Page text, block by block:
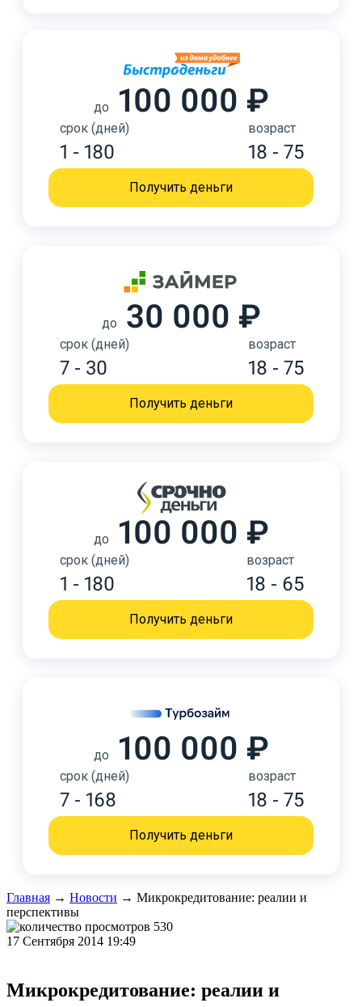
до 100 000 ₽
срок (дней)
1 - 180
возраст
18 - 75
Получить деньги
до 30 000 ₽
срок (дней)
7 - 30
возраст
18 - 75
Получить деньги
до 100 000 ₽
срок (дней)
1 - 180
возраст
18 - 65
Получить деньги
до 100 000 ₽
срок (дней)
7 - 168
возраст
18 - 75
Получить деньги
Главная → Новости → Микрокредитование: реалии и
перспективы
530
17 Сентября 2014 19:49
Микрокредитование: реалии и